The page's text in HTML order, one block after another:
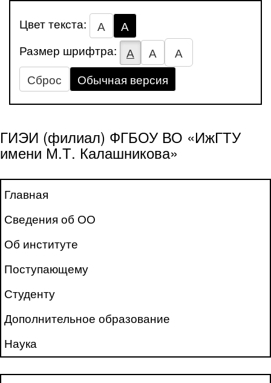
Цвет текста: А
А
Размер шрифтра:
А А
А
Сброс
Обычная версия
ГИЭИ (филиал) ФГБОУ ВО «ИжГТУ
имени М.Т. Калашникова»
Главная
Сведения об ОО
Об институте
Поступающему
Студенту
Дополнительное образование
Наука